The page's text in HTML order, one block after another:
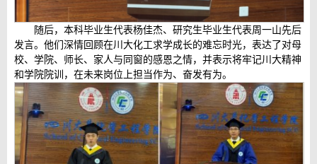
随后，本科毕业生代表杨佳杰、研究生毕业生代表周一山先后
发言。他们深情回顾在川大化工求学成长的难忘时光，表达了对母
校、学院、师长、家人与同窗的感恩之情，并表示将牢记川大精神
和学院院训，在未来岗位上担当作为、奋发有为。